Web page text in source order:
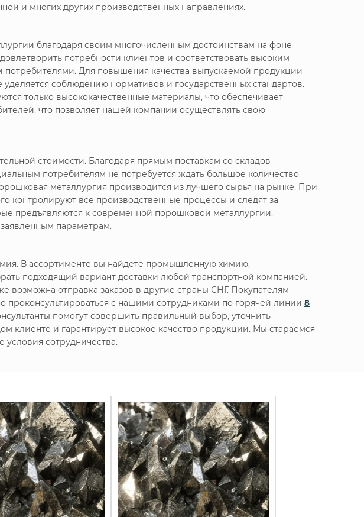
и многих других производственных направлениях.
благодаря своим многочисленным достоинствам на фоне
потребности клиентов и соответствовать высоким
Для повышения качества выпускаемой продукции
соблюдению нормативов и государственных стандартов.
только высококачественные материалы, что обеспечивает
что позволяет нашей компании осуществлять свою
стоимости. Благодаря прямым поставкам со складов
потребителям не потребуется ждать большое количество
металлургия производится из лучшего сырья на рынке. При
контролируют все производственные процессы и следят за
предъявляются к современной порошковой металлургии.
параметрам.
В ассортименте вы найдете промышленную химию,
подходящий вариант доставки любой транспортной компанией.
возможна отправка заказов в другие страны СНГ. Покупателям
с нашими сотрудниками по горячей линии 8
помогут совершить правильный выбор, уточнить
клиенте и гарантирует высокое качество продукции. Мы стараемся
сотрудничества.